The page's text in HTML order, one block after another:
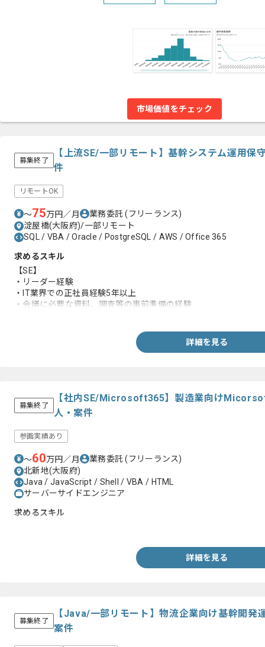
市場価値をチェック
募集終了
【上流SE/一部リモート】基幹システム運用保
件
リモートOK
〜75万円／月 業務委託(フリーランス)
淀屋橋(大阪府)/一部リモート
SQL / VBA / Oracle / PostgreSQL / AWS / Office 365
求めるスキル
【SE】
・リーダー経験
・IT業界での正社員経験5年以上
・会議に必要な資料、調査等の事前準備の経験
・ユーザの状況を加味したうえで提案資料作成、提案の経験
・ユーザのお悩み相談から企画立案、推進経験
詳細を見る
募集終了
【社内SE/Microsoft365】製造業向け
人・案件
参画実績あり
〜60万円／月 業務委託(フリーランス)
北新地(大阪府)
Java / JavaScript / Shell / VBA / HTML
サーバーサイドエンジニア
求めるスキル
詳細を見る
募集終了
【Java/一部リモート】物流企業向け基幹開発
案件